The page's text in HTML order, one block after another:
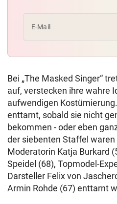
E-Mail
Bei „The Masked Singer“
auf, verstecken ihre wahre
aufwendigen
enttarnt, sobald sie nicht
bekommen - oder eben
der siebenten Staffel waren
Moderatorin Katja Burkard
Speidel (68), Topmodel-
Darsteller Felix von
Armin Rohde (67) enttarnt